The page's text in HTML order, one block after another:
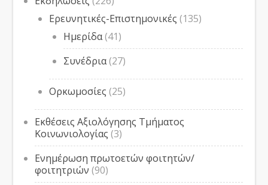
Ερευνητικές-Επιστημονικές (135)
Ημερίδα(41)
Συνέδρια(27)
Ορκωμοσίες (25)
Εκθέσεις Αξιολόγησης Τμήματος
Κοινωνιολογίας (3)
Ενημέρωση πρωτοετών φοιτητών/
φοιτητριών (90)